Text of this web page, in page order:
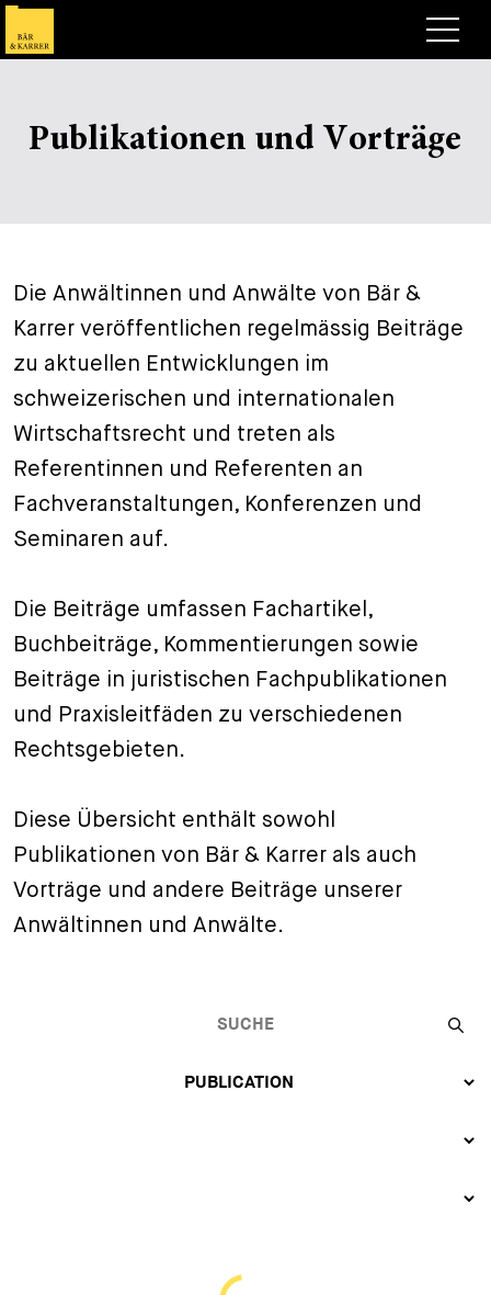
Expertise
Corporate News
Briefing
Publikation
Vortrag
Guide
+
Über Bär & Karrer
Karriere
Arbeiten bei uns
Übersicht
Substituten
Administration
Assistenzen
Stellen
Bewerbungsprozess
Spontanbewerbung
Ihre Karriere
+
Kontakt
Suche
Publikationen und Vorträge
Die Anwältinnen und Anwälte von Bär &
Karrer veröffentlichen regelmässig Beiträge
zu aktuellen Entwicklungen im
schweizerischen und internationalen
Wirtschaftsrecht und treten als
Referentinnen und Referenten an
Fachveranstaltungen, Konferenzen und
Seminaren auf.
Die Beiträge umfassen Fachartikel,
Buchbeiträge, Kommentierungen sowie
Beiträge in juristischen Fachpublikationen
und Praxisleitfäden zu verschiedenen
Rechtsgebieten.
Diese Übersicht enthält sowohl
Publikationen von Bär & Karrer als auch
Vorträge und andere Beiträge unserer
Anwältinnen und Anwälte.